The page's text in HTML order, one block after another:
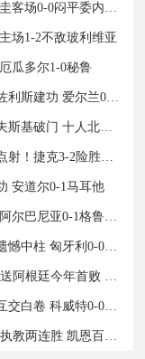
2024年09月11日 世预赛-龙东进球被吹 乌拉圭客场0-0闷平委内瑞拉
场1-2不敌玻利维亚
瓜多尔1-0秘鲁
2024年09月11日 欧国联-伊奥尼迪斯破门斯佐利斯建功 爱尔兰0-2希腊
2024年09月11日 欧国联-巴尔迪任意球米诺夫斯基破门 十人北马其顿2-0亚美尼亚
2024年09月11日 欧国联-舒尔茨双响绍切克点射！捷克3-2险胜乌克兰
安道尔0-1马耳他
2024年09月11日 欧国联-科科拉什维利破门 阿尔巴尼亚0-1格鲁吉亚
2024年09月11日 欧国联-索博斯洛伊任意球遗憾中柱 匈牙利0-0战平波黑
2024年09月11日 复仇！世预赛-哥伦比亚2-1送阿根廷今年首败 J罗传射奥塔门迪送点
2024年09月11日 世预赛-苏拉卡开局直红仍互交白卷 科威特0-0伊拉克
2024年09月11日 欧国联-英格兰2-0芬兰新帅执教两连胜 凯恩百场里程碑双响